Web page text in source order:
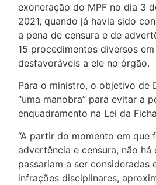
exoneração do MPF no dia 3
2021, quando já havia sido
a pena de censura e de
15 procedimentos diversos
desfavoráveis a ele no órgão.
Para o ministro, o objetivo de
“uma manobra” para evitar a
enquadramento na Lei da
“A partir do momento em que
advertência e censura, não há
passariam a ser consideradas
infrações disciplinares,